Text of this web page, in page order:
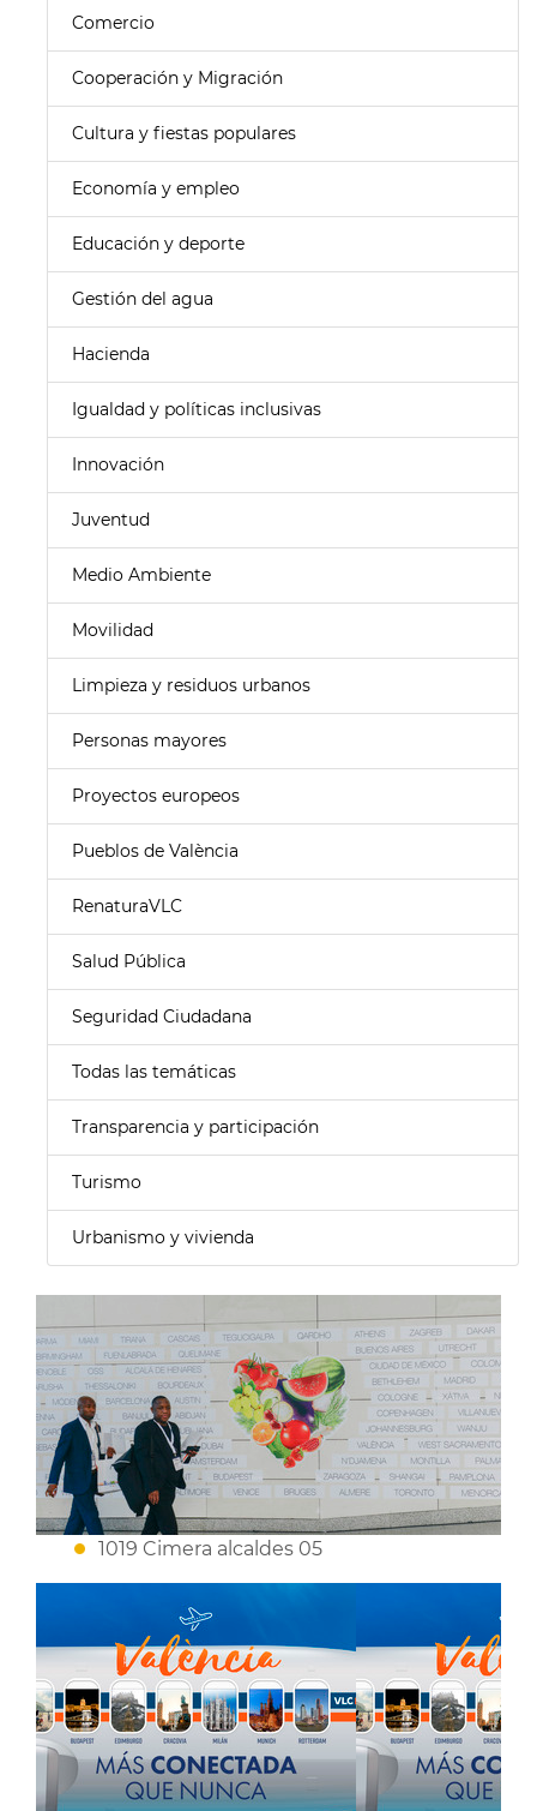
Comercio
Cooperación y Migración
Cultura y fiestas populares
Economía y empleo
Educación y deporte
Gestión del agua
Hacienda
Igualdad y políticas inclusivas
Innovación
Juventud
Medio Ambiente
Movilidad
Limpieza y residuos urbanos
Personas mayores
Proyectos europeos
Pueblos de València
RenaturaVLC
Salud Pública
Seguridad Ciudadana
Todas las temáticas
Transparencia y participación
Turismo
Urbanismo y vivienda
1019 Cimera alcaldes 05